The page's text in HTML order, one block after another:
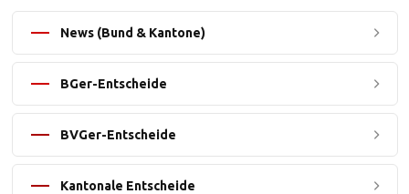
News (Bund & Kantone)
BGer-Entscheide
BVGer-Entscheide
Kantonale Entscheide